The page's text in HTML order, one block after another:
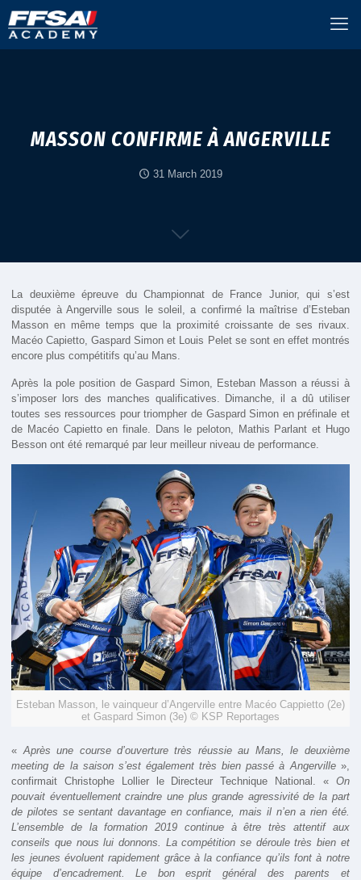
MASSON CONFIRME À ANGERVILLE
31 March 2019
La deuxième épreuve du Championnat de France Junior, qui s’est
disputée à Angerville sous le soleil, a confirmé la maîtrise d’Esteban
Masson en même temps que la proximité croissante de ses rivaux.
Macéo Capietto, Gaspard Simon et Louis Pelet se sont en effet montrés
encore plus compétitifs qu’au Mans.
Après la pole position de Gaspard Simon, Esteban Masson a réussi à
s’imposer lors des manches qualificatives. Dimanche, il a dû utiliser
toutes ses ressources pour triompher de Gaspard Simon en préfinale et
de Macéo Capietto en finale. Dans le peloton, Mathis Parlant et Hugo
Besson ont été remarqué par leur meilleur niveau de performance.
Esteban Masson, le vainqueur d’Angerville entre Macéo Cappietto (2e)
et Gaspard Simon (3e) © KSP Reportages
« Après une course d’ouverture très réussie au Mans, le deuxième
meeting de la saison s’est également très bien passé à Angerville »,
confirmait Christophe Lollier le Directeur Technique National. « On
pouvait éventuellement craindre une plus grande agressivité de la part
de pilotes se sentant davantage en confiance, mais il n’en a rien été.
L’ensemble de la formation 2019 continue à être très attentif aux
conseils que nous lui donnons. La compétition se déroule très bien et
les jeunes évoluent rapidement grâce à la confiance qu’ils font à notre
équipe d’encadrement. Le bon esprit général des parents et